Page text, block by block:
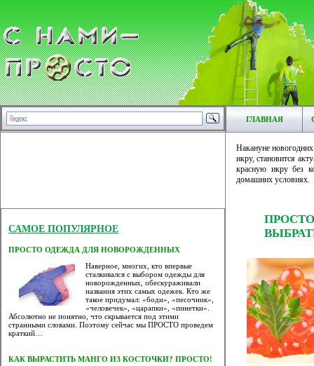
ГЛАВНАЯ
САМОЕ ПОПУЛЯРНОЕ
ПРОСТО ОДЕЖДА ДЛЯ НОВОРОЖДЕННЫХ
Наверное, многих, кто впервые
сталкивался с выбором одежды для
новорожденных, обескураживали
названия этих самых одежек. Кто же
такое придумал: «боди», «песочник»,
«человечек», «царапки», «пинетки».
Абсолютно не понятно, что скрывается под этими
странными словами. Поэтому сейчас мы ПРОСТО проведем
краткий…
КАК ВЫРАСТИТЬ МАНГО ИЗ КОСТОЧКИ? ПРОСТО!
Накануне
икру, становится
красную икру без
домашних условиях.